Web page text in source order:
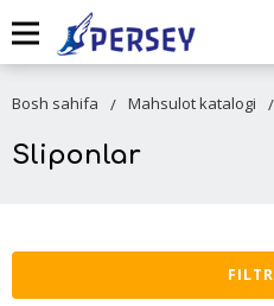
Bosh sahifa Mahsulot katalogi
Sliponlar